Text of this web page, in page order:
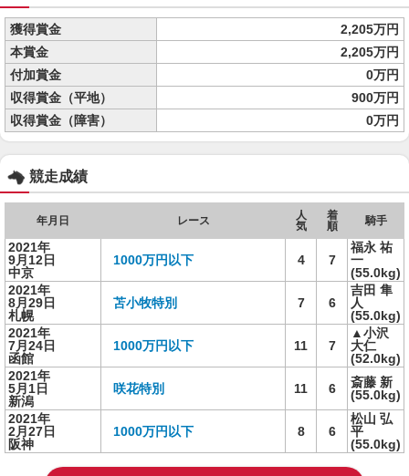
獲得賞金
2,205万円
本賞金
2,205万円
付加賞金
0万円
収得賞金（平地）
900万円
収得賞金（障害）
0万円
競走成績
年月日 レース
人
気
着
順
騎手
2021年
9月12日
中京
1000万円以下 4 7
福永 祐
一
(55.0kg)
2021年
8月29日
札幌
苫小牧特別 7 6
吉田 隼
人
(55.0kg)
2021年
7月24日
函館
1000万円以下 11 7
▲小沢
大仁
(52.0kg)
2021年
5月1日
新潟
咲花特別 11 6
斎藤 新
(55.0kg)
2021年
2月27日
阪神
1000万円以下 8 6
松山 弘
平
(55.0kg)